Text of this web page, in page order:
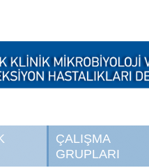
ÇALIŞMA
GRUPLARI